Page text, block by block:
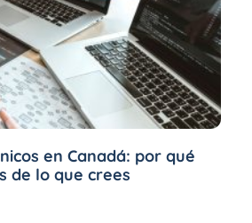
en Canadá: por qué
de lo que crees